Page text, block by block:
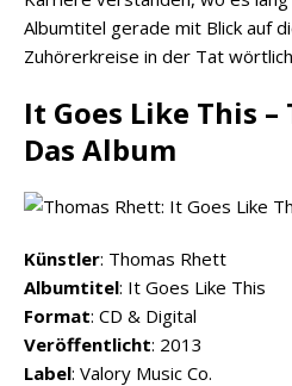
Albumtitel gerade mit Blick auf
Zuhörerkreise in der Tat
It Goes Like This
Das Album
Künstler: Thomas Rhett
Albumtitel: It Goes Like This
Format: CD & Digital
Veröffentlicht: 2013
Label: Valory Music Co.